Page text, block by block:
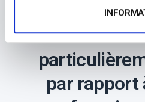
par rapport